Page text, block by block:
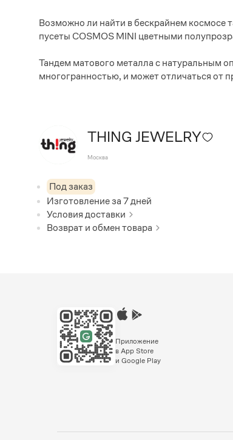
Возможно ли найти в бескрайнем космосе
пусеты COSMOS MINI цветными
Тандем матового металла с натуральным
многогранностью, и может отличаться от
THING JEWELRY
Москва
Под заказ
Изготовление за 7дней
Условия доставки
Возврат и обмен товара
Приложение
в App Store
и Google Play